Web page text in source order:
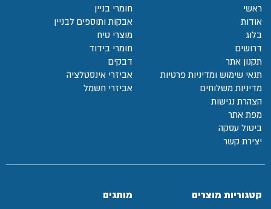
ראשי
אודות
בלוג
דרושים
תקנון אתר
תנאי שימוש ומדיניות פרטיות
מדיניות משלוחים
הצהרת נגישות
מפת אתר
ביטול עסקה
יצירת קשר
חומרי בניין
אבקות ותוספים לבניין
מוצרי טיח
חומרי בידוד
דבקים
אביזרי אינסטלציה
אביזרי חשמל
קטגוריות מוצרים מותגים